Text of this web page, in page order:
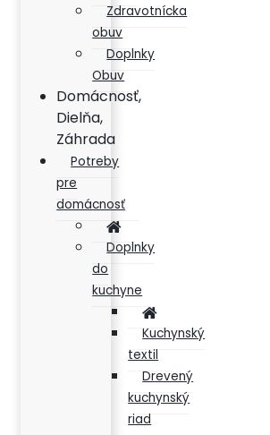
Zdravotnícka
obuv
Doplnky
Obuv
Domácnosť,
Dielňa,
Záhrada
Potreby
pre
domácnosť
Doplnky
do
kuchyne
Kuchynský
textil
Drevený
kuchynský
riad